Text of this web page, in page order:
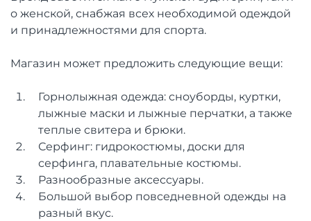
о женской, снабжая всех необходимой одеждой
и принадлежностями для спорта.
Магазин может предложить следующие вещи:
Горнолыжная одежда: сноуборды, куртки,
лыжные маски и лыжные перчатки, а также
теплые свитера и брюки.
Серфинг: гидрокостюмы, доски для
серфинга, плавательные костюмы.
Разнообразные аксессуары.
Большой выбор повседневной одежды на
разный вкус.